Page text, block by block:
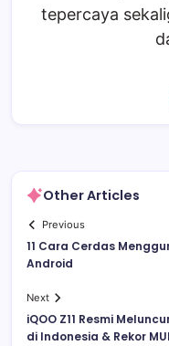
tepercaya
Other Articles
Previous
11 Cara Cerdas
Android
Next
iQOO Z11 Resmi
di Indonesia & Rekor